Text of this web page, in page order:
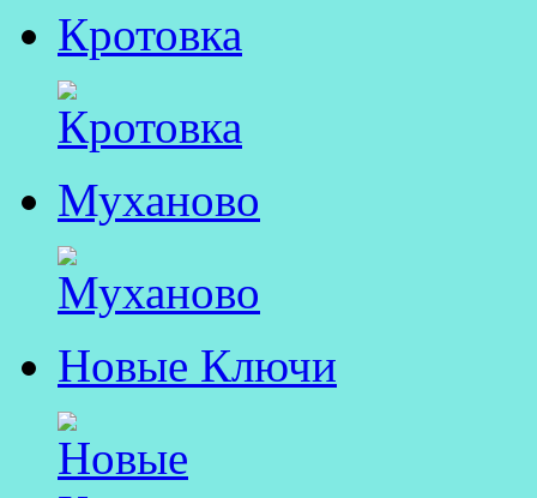
Кротовка
Муханово
Новые Ключи